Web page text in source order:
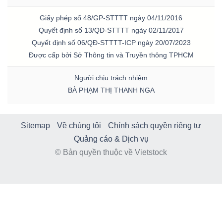
Giấy phép số 48/GP-STTTT ngày 04/11/2016
Quyết định số 13/QĐ-STTTT ngày 02/11/2017
Quyết định số 06/QĐ-STTTT-ICP ngày 20/07/2023
Được cấp bởi Sở Thông tin và Truyền thông TPHCM
Người chịu trách nhiệm
BÀ PHẠM THỊ THANH NGA
Sitemap Về chúng tôi
Chính sách quyền riêng tư
Quảng cáo & Dịch vụ
© Bản quyền thuộc về Vietstock